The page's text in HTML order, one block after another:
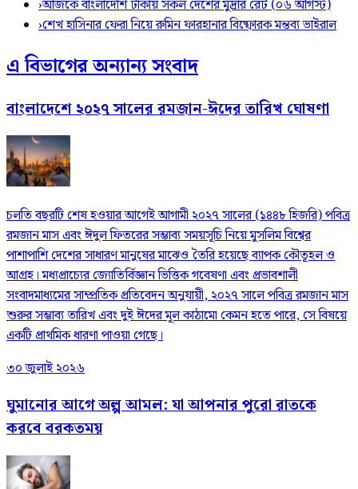
›আজকে বাংলাদেশি টাকায় সকল দেশের মুদ্রার রেট (০৬ আগস্ট)
›শেখ হাসিনার ফেরা নিয়ে রুমিন ফারহানার বিষ্ফোরক মন্তব্য ভাইরাল
এ বিভাগের অন্যান্য সংবাদ
বাংলাদেশে ২০২৭ সালের রমজান-ঈদের তারিখ ঘোষণা
চলতি বছরটি শেষ হওয়ার আগেই আগামী ২০২৭ সালের (১৪৪৮ হিজরি) পবিত্র
রমজান মাস এবং ঈদুল ফিতরের সম্ভাব্য সময়সূচি নিয়ে মুসলিম বিশ্বের
পাশাপাশি দেশের সাধারণ মানুষের মাঝেও তৈরি হয়েছে ব্যাপক কৌতূহল ও
আগ্রহ। মধ্যপ্রাচ্যের জ্যোতির্বিজ্ঞান ভিত্তিক গবেষণা এবং প্রভাবশালী
সংবাদমাধ্যমের সাম্প্রতিক প্রতিবেদন অনুযায়ী, ২০২৭ সালে পবিত্র রমজান মাস
শুরুর সম্ভাব্য তারিখ এবং দুই ঈদের মূল কাঠামো কেমন হতে পারে, সে বিষয়ে
একটি প্রাথমিক ধারণা পাওয়া গেছে।
৩০ জুলাই ২০২৬
ঘুমানোর আগে অল্প আমল: যা আপনার পুরো রাতকে
করবে বরকতময়